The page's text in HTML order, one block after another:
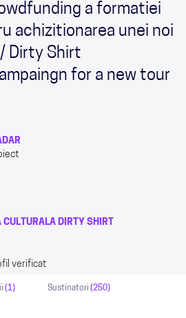
a formatiei
achizitionarea unei noi
Dirty Shirt
for a new tour
DIRTY SHIRT
verificat
(1) Sustinatori (250)